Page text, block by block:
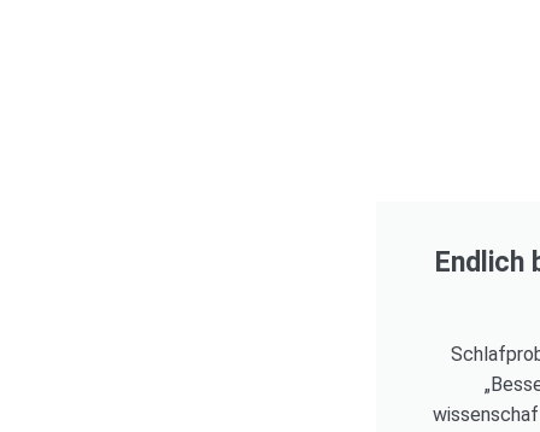
Endlich